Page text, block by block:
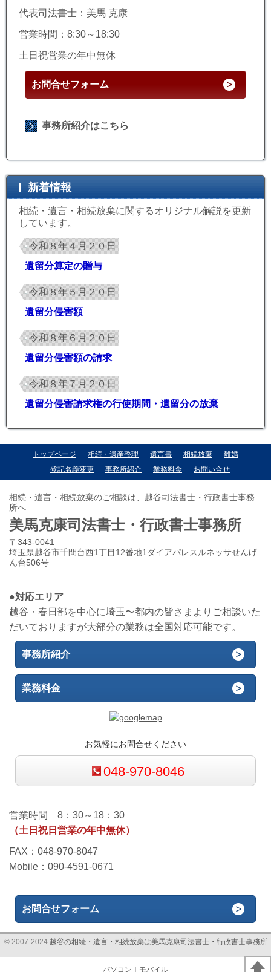
代表司法書士：美馬 克康
営業時間：8:30～18:30
土日祝営業の年中無休
お問合せフォーム
事務所紹介はこちら
新着情報
相続・遺言・相続放棄に関するオリジナル解説を更新
しています。
令和８年４月２０日
遺留分算定の贈与
令和８年５月２０日
遺留分侵害額
令和８年６月２０日
遺留分侵害額の請求
令和８年７月２０日
遺留分侵害請求権の行使期間・遺留分の放棄
トップページ 相続・遺産整理 遺言書 相続放棄
離婚
登記名義変更
事務所紹介 業務料金 お問い合せ
相続・遺言・相続放棄のご相談は、越谷司法書士・行政書士事務
所へ
美馬克康司法書士・行政書士事務所
〒343-0041
埼玉県越谷市千間台西1丁目12番地1ダイアパレスルネッサせんげ
ん台506号
●対応エリア
越谷・春日部を中心に埼玉〜都内の皆さまよりご相談いた
だいておりますが大部分の業務は全国対応可能です。
事務所紹介
業務料金
お気軽にお問合せください
048-970-8046
営業時間 8：30～18：30
（土日祝日営業の年中無休）
FAX：048-970-8047
Mobile：090-4591-0671
お問合せフォーム
© 2007-2024 越谷の相続・遺言・相続放棄は美馬克康司法書士・行政書士事務所
パソコン ｜モバイル